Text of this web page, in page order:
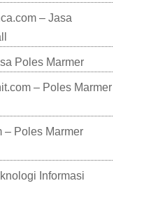
– Jasa
Poles Marmer
– Poles Marmer
– Poles Marmer
Informasi